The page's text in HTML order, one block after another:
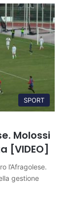
SPORT
Molossi
[VIDEO]
l’Afragolese.
gestione